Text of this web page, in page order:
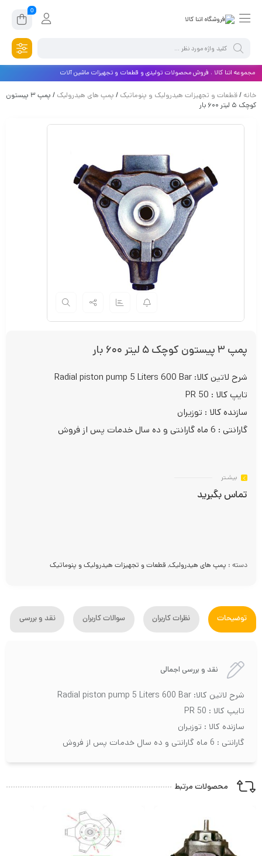
0
مجموعه اتنا کالا ، فروش محصولات تولیدی و قطعات و تجهیزات ماشین آلات
خانه /قطعات و تجهیزات هیدرولیک و پنوماتیک / پمپ های هیدرولیک
/ پمپ ۳ پیستون
کوچک ۵ لیتر ۶۰۰ بار
پمپ ۳ پیستون کوچک ۵ لیتر ۶۰۰ بار
شرح لاتین کالا: Radial piston pump 5 Liters 600 Bar
تایپ کالا : PR 50
سازنده کالا : توزیران
گارانتی : 6 ماه گارانتی و ده سال خدمات پس از فروش
بیشـتر
تماس بگیرید
دسته : پمپ های هیدرولیک, قطعات و تجهیزات هیدرولیک و پنوماتیک
توضیحات نظرات کاربران سوالات کاربران نقد و بررسی
نقد و بررسی اجمالی
شرح لاتین کالا: Radial piston pump 5 Liters 600 Bar
تایپ کالا : PR 50
سازنده کالا : توزیران
گارانتی : 6 ماه گارانتی و ده سال خدمات پس از فروش
محصولات مرتبط